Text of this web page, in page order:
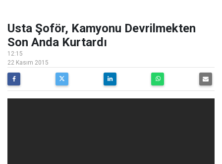
Usta Şoför, Kamyonu Devrilmekten
Son Anda Kurtardı
12:15
22 Kasım 2015